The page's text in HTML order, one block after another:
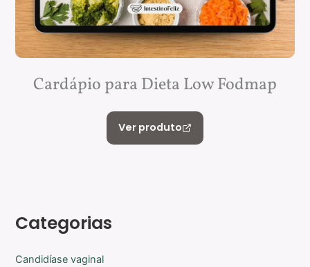
Cardápio para Dieta Low Fodmap
Ver produto
Categorias
Candidíase vaginal